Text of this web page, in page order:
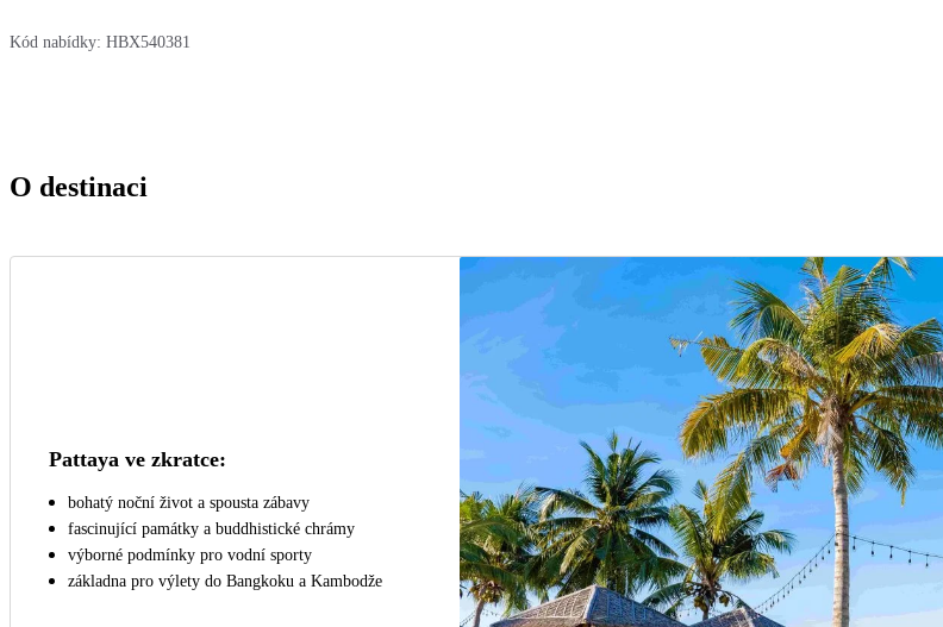
Kód nabídky: HBX540381
O destinaci
Pattaya ve zkratce:
bohatý noční život a spousta zábavy
fascinující památky a buddhistické chrámy
výborné podmínky pro vodní sporty
základna pro výlety do Bangkoku a Kambodže